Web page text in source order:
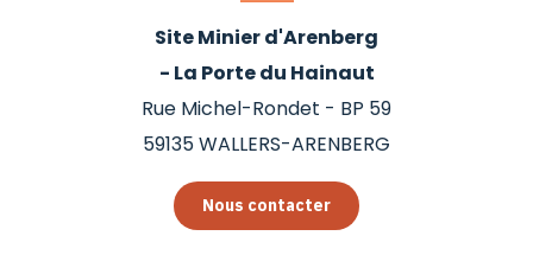
Site Minier d'Arenberg
- La Porte du Hainaut
Rue Michel-Rondet - BP 59
59135WALLERS-ARENBERG
Nous contacter